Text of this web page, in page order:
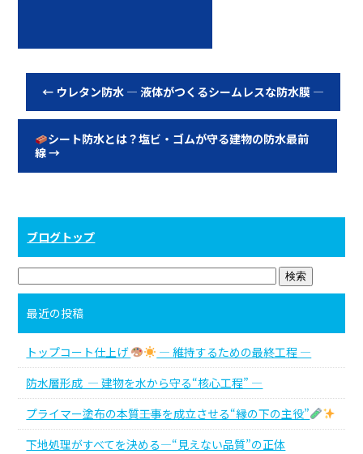
← ウレタン防水 ― 液体がつくるシームレスな防水膜 ―
シート防水とは？塩ビ・ゴムが守る建物の防水最前
線→
ブログトップ
最近の投稿
トップコート仕上げ
― 維持するための最終工程 ―
防水層形成 ― 建物を水から守る“核心工程” ―
プライマー塗布の本質――工事を成立させる“縁の下の主役”
下地処理がすべてを決める―“見えない品質”の正体